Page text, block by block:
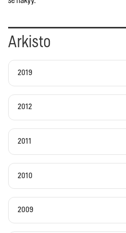
Arkisto
2019
2012
2011
2010
2009